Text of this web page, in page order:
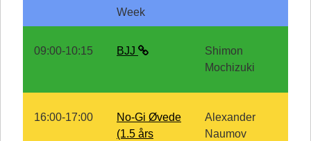
Week
09:00-10:15 BJJ
Shimon
Mochizuki
16:00-17:00
No-Gi Øvede
(1.5 års
Alexander
Naumov